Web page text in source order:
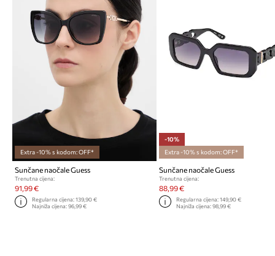
Extra -10% s kodom: OFF*
Sunčane naočale Guess
Trenutna cijena:
91,99 €
Regularna cijena:139,90 €
Najniža cijena:96,99 €
-10%
Extra -10% s kodom: OFF*
Sunčane naočale Guess
Trenutna cijena:
88,99 €
Regularna cijena: 149,90 €
Najniža cijena: 98,99 €